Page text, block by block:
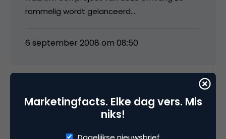
rommelig wordt gelanceerd…
6 september 2008 om 08:50
Kaatje
Kon tot voor kort alle gemiste uitzendingen
Marketingfacts. Elke dag vers. Mis
niks!